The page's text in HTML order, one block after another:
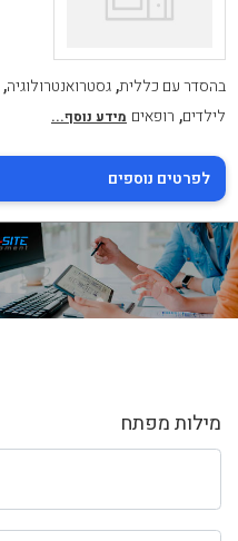
מילות מפתח
בהסדר עם כללית,גסטרואנטרולוגיה,
לילדים, רופאים מידע נוסף...
לפרטים נוספים